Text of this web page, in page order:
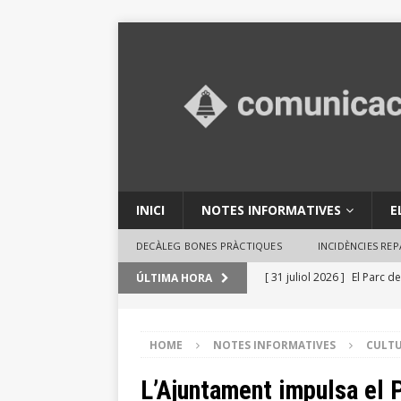
INICI NOTES INFORMATIVES
DECÀLEG BONES PRÀCTIQUES INCIDÈNCIES
ÚLTIMA HORA [ 31 juliol 2026 ] El Parc
[ 29 juliol 2026 ]
HOME NOTES INFORMATIVES
L’Ajuntament impulsa el